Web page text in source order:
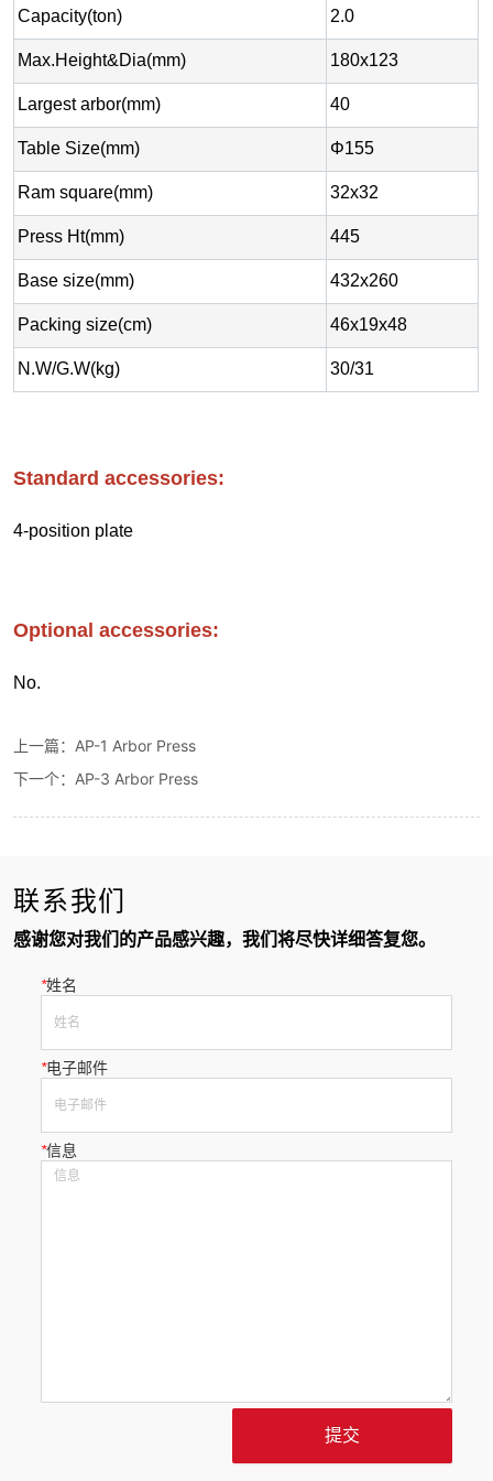
上一篇： AP-1 Arbor Press
下一个： AP-3 Arbor Press
联系我们
感谢您对我们的产品感兴趣，我们将尽快详细答复您。
*姓名
*电子邮件
*信息
提交